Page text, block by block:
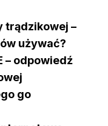
trądzikowej –
używać?
– odpowiedź
go